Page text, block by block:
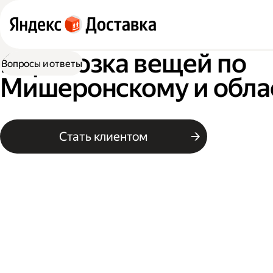
Перевозка вещей по
Мишеронскому и
Стать клиентом
Вопросы и ответы